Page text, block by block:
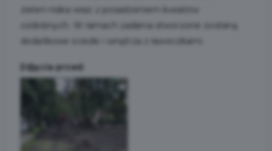
zieleń niska wraz z posadzeniem kwiatów
ozdobnych. W ramach zadania stworzone zostaną
dodatkowe ścieżki i wnętrza z ławeczkami.
Zdjęcia przed: